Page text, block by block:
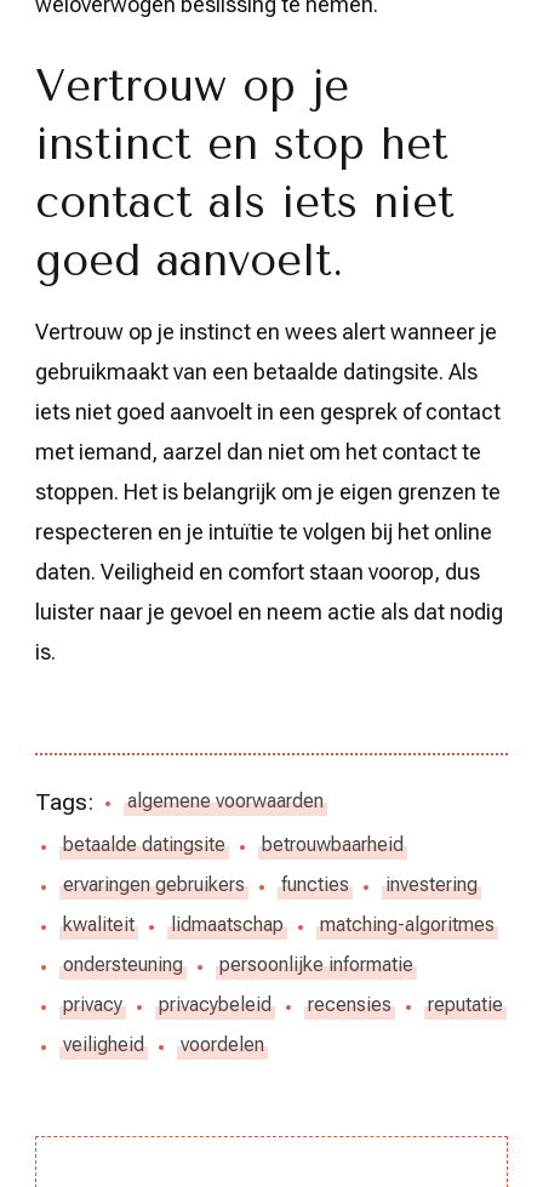
Vertrouw op je
instinct en stop het
contact als iets niet
goed aanvoelt.
Vertrouw op je instinct en wees alert wanneer je
gebruikmaakt van een betaalde datingsite. Als
iets niet goed aanvoelt in een gesprek of contact
met iemand, aarzel dan niet om het contact te
stoppen. Het is belangrijk om je eigen grenzen te
respecteren en je intuïtie te volgen bij het online
daten. Veiligheid en comfort staan voorop, dus
luister naar je gevoel en neem actie als dat nodig
is.
Tags:
algemene voorwaarden
betaalde datingsite
betrouwbaarheid
ervaringen gebruikers
functies
investering
kwaliteit
lidmaatschap
matching-algoritmes
ondersteuning
persoonlijke informatie
privacy
privacybeleid recensies
reputatie
veiligheid
voordelen